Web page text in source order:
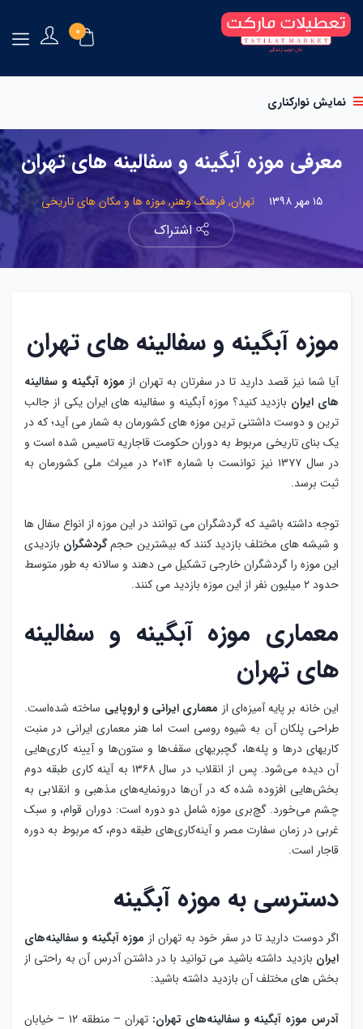
۰
نمایش نوارکناری
معرفی موزه آبگینه و سفالینه های تهران
۱۵ مهر ۱۳۹۸ تهران,فرهنگ وهنر,موزه ها و مکان های تاریخی
اشتراک
موزه آبگینه و سفالینه های تهران
آیا شما نیز قصد دارید تا در سفرتان به تهران از موزه آبگینه و سفالینه
های ایران بازدید کنید؟ موزه آبگینه و سفالینه های ایران یکی از جالب
ترین و دوست داشتنی ترین موزه های کشورمان به شمار می آید؛ که در
یک بنای تاریخی مربوط به دوران حکومت قاجاریه تاسیس شده است و
در سال ۱۳۷۷ نیز توانست با شماره ۲۰۱۴ در میراث ملی کشورمان به
ثبت برسد.
توجه داشته باشید که گردشگران می توانند در این موزه از انواع سفال ها
و شیشه های مختلف بازدید کنند که بیشترین حجمگردشگران بازدیدی
این موزه را گردشگران خارجی تشکیل می دهند و سالانه به طور متوسط
حدود ۲ میلیون نفر از این موزه بازدید می کنند.
معماری موزه آبگینه و سفالینه
های تهران
این خانه بر پایه آمیزه‌ای از معماری ایرانی و اروپایی ساخته شده‌است.
طراحی پلکان آن به شیوه روسی است اما هنر معماری ایرانی در منبت
کاریهای درها و پله‌ها، گچبریهای سقف‌ها و ستون‌ها و آیینه کاری‌هایی
آن دیده می‌شود. پس از انقلاب در سال ۱۳۶۸ به آینه کاری طبقه دوم
بخش‌هایی افزوده شده که در آن‌ها درونمایه‌های مذهبی و انقلابی به
چشم می‌خورد. گچ‌بری موزه شامل دو دوره است: دوران قوام، و سبک
غربی در زمان سفارت مصر و آینه‌کاری‌های طبقه دوم، که مربوط به دوره
قاجار است.
دسترسی به موزه آبگینه
اگر دوست دارید تا در سفر خود به تهران از موزه آبگینه و سفالینه‌های
ایران بازدید داشته باشید می توانید با در داشتن آدرس آن به راحتی از
بخش های مختلف آن بازدید داشته باشید:
آدرس موزه آبگینه و سفالینه‌های تهران:
تهران – منطقه ۱۲ – خیابان